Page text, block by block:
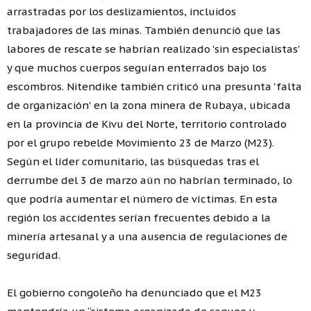
arrastradas por los deslizamientos, incluidos
trabajadores de las minas. También denunció que las
labores de rescate se habrían realizado 'sin especialistas'
y que muchos cuerpos seguían enterrados bajo los
escombros. Nitendike también criticó una presunta 'falta
de organización' en la zona minera de Rubaya, ubicada
en la provincia de Kivu del Norte, territorio controlado
por el grupo rebelde Movimiento 23 de Marzo (M23).
Según el líder comunitario, las búsquedas tras el
derrumbe del 3 de marzo aún no habrían terminado, lo
que podría aumentar el número de víctimas. En esta
región los accidentes serían frecuentes debido a la
minería artesanal y a una ausencia de regulaciones de
seguridad.
El gobierno congoleño ha denunciado que el M23